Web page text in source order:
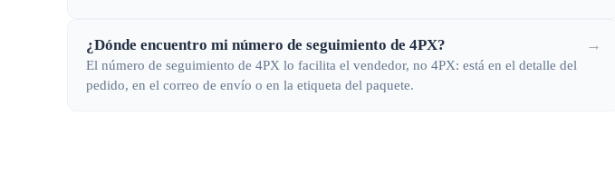
¿Dónde encuentro mi número de seguimiento de 4PX?
El número de seguimiento de 4PX lo facilita el vendedor, no 4PX: está en el detalle del
pedido, en el correo de envío o en la etiqueta del paquete.
→